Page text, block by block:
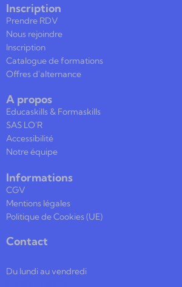
Inscription
Prendre RDV
Nous rejoindre
Inscription
Catalogue de formations
Offres d'alternance
A propos
Educaskills & Formaskills
SAS LO'R
Accessibilité
Notre équipe
Informations
CGV
Mentions légales
Politique de Cookies (UE)
Contact
Du lundi au vendredi